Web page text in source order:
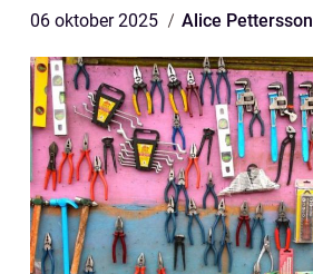
06 oktober 2025 Alice Pettersson